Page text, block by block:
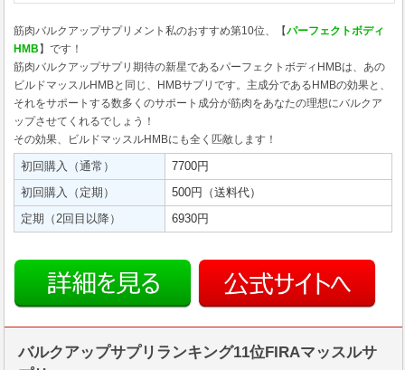
筋肉バルクアップサプリメント私のおすすめ第10位、【パーフェクトボディ
HMB 】です！
筋肉バルクアップサプリ期待の新星であるパーフェクトボディHMBは、あの
ビルドマッスルHMBと同じ、HMBサプリです。主成分であるHMBの効果と、
それをサポートする数多くのサポート成分が筋肉をあなたの理想にバルクア
ップさせてくれるでしょう！
その効果、ビルドマッスルHMBにも全く匹敵します！
初回購入（通常）
7700円
初回購入（定期）
500円（送料代）
定期（2回目以降）
6930円
バルクアップサプリランキング11位FIRAマッスルサ